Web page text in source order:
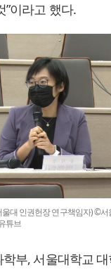
”이라고 했다.
대 인권헌장 연구책임자) ©
튜브
부, 서울대학교